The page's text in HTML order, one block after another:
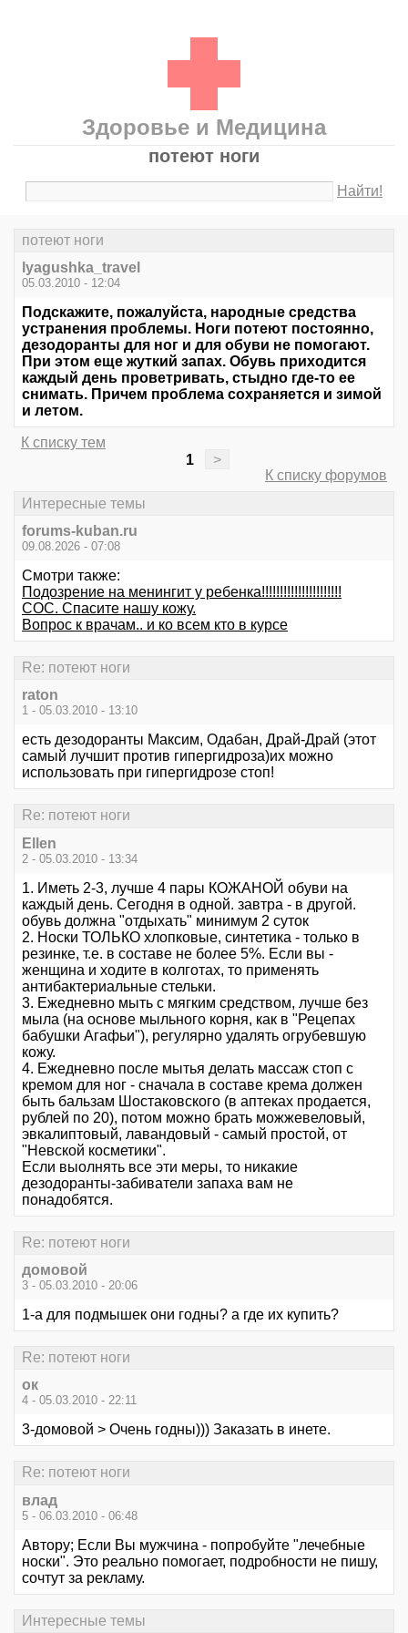
Здоровье и Медицина
потеют ноги
Найти!
потеют ноги
lyagushka_travel
05.03.2010 - 12:04
Подскажите, пожалуйста, народные средства
устранения проблемы. Ноги потеют постоянно,
дезодоранты для ног и для обуви не помогают.
При этом еще жуткий запах. Обувь приходится
каждый день проветривать, стыдно где-то ее
снимать. Причем проблема сохраняется и зимой
и летом.
К списку тем
1
>
К списку форумов
Интересные темы
forums-kuban.ru
09.08.2026 - 07:08
Смотри также:
Подозрение на менингит у ребенка!!!!!!!!!!!!!!!!!!!!!!
СОС. Спасите нашу кожу.
Вопрос к врачам.. и ко всем кто в курсе
Re: потеют ноги
raton
1 - 05.03.2010 - 13:10
есть дезодоранты Максим, Одабан, Драй-Драй (этот
самый лучшит против гипергидроза)их можно
использовать при гипергидрозе стоп!
Re: потеют ноги
Ellen
2 - 05.03.2010 - 13:34
1. Иметь 2-3, лучше 4 пары КОЖАНОЙ обуви на
каждый день. Сегодня в одной. завтра - в другой.
обувь должна "отдыхать" минимум 2 суток
2. Носки ТОЛЬКО хлопковые, синтетика - только в
резинке, т.е. в составе не более 5%. Если вы -
женщина и ходите в колготах, то применять
антибактериальные стельки.
3. Ежедневно мыть с мягким средством, лучше без
мыла (на основе мыльного корня, как в "Рецепах
бабушки Агафьи"), регулярно удалять огрубевшую
кожу.
4. Ежедневно после мытья делать массаж стоп с
кремом для ног - сначала в составе крема должен
быть бальзам Шостаковского (в аптеках продается,
рублей по 20), потом можно брать можжевеловый,
эвкалиптовый, лавандовый - самый простой, от
"Невской косметики".
Если выолнять все эти меры, то никакие
дезодоранты-забиватели запаха вам не
понадобятся.
Re: потеют ноги
домовой
3 - 05.03.2010 - 20:06
1-а для подмышек они годны? а где их купить?
Re: потеют ноги
ок
4 - 05.03.2010 - 22:11
3-домовой > Очень годны))) Заказать в инете.
Re: потеют ноги
влад
5 - 06.03.2010 - 06:48
Автору; Если Вы мужчина - попробуйте "лечебные
носки". Это реально помогает, подробности не пишу,
сочтут за рекламу.
Интересные темы